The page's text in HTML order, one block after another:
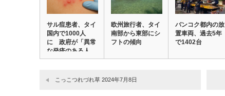
サル痘患者、タイ
国内で1000人
に 政府が「異常
な発疹のある人
と…
欧州旅行者、タイ
南部から東部にシ
フトの傾向
バンコク都内の放
置車両、過去5年
で1402台
こっこつれづれ草 2024年7月8日